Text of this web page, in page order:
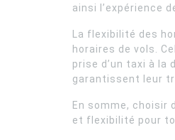
ainsi l’expérience
La flexibilité des
horaires de vols.
prise d’un taxi à la
garantissent leur
En somme,
et flexibilité pour